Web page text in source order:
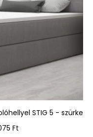
STIG 5 - szürke
Ft